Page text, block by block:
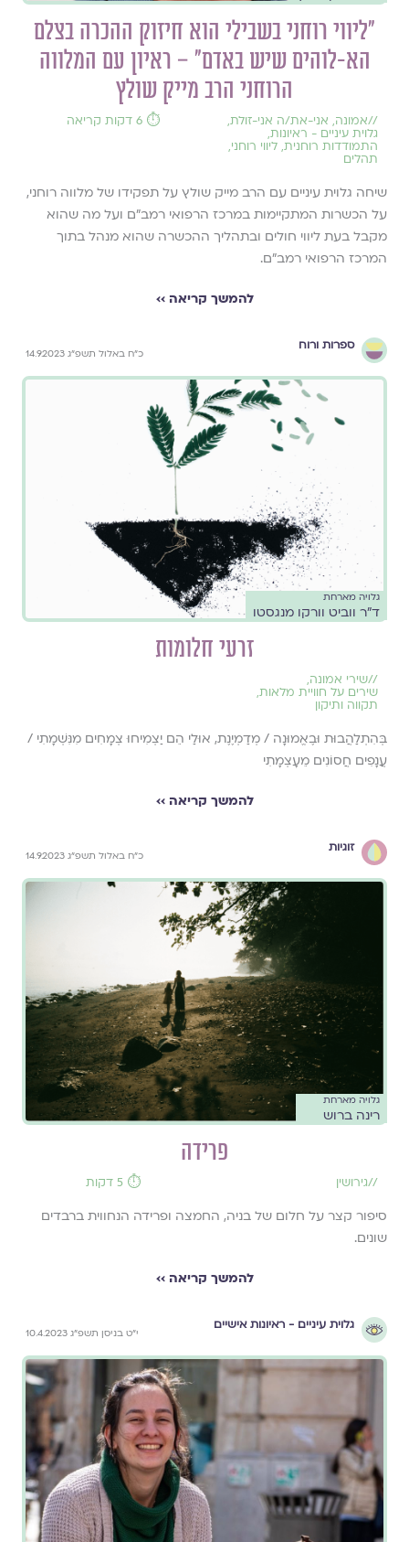
״ליווי רוחני בשבילי הוא חיזוק ההכרה בצלם
הא-לוהים שיש באדם״ – ראיון עם המלווה
הרוחני הרב מייק שולץ
//אמונה, אני-את/ה אני-זולת,
גלוית עיניים - ראיונות,
התמודדות רוחנית, ליווי רוחני,
תהלים
⏱️ 6 דקות קריאה
שיחה גלוית עיניים עם הרב מייק שולץ על תפקידו של מלווה רוחני,
על הכשרות המתקיימות במרכז הרפואי רמב״ם ועל מה שהוא
מקבל בעת ליווי חולים ובתהליך ההכשרה שהוא מנהל בתוך
המרכז הרפואי רמב"ם.
להמשך קריאה ››
ספרות ורוח
כ״ח באלול תשפ״ג 14.9.2023
גלויה מארחת
ד"ר ווביט וורקו מנגסטו
זרעי חלומות
//שירי אמונה,
שירים על חוויית מלאות,
תקווה ותיקון
בְּהִתְלַהֲבוּת וּבֶאֱמוּנָה / מְדַמְיֶנֶת, אוּלַי הֵם יַצְמִיחוּ צְמָחִים מִנִּשְׁמָתִי /
עֲנָפִים חֲסוֹנִים מֵעָצְמָתִי
להמשך קריאה ››
זוגיות
כ״ח באלול תשפ״ג 14.9.2023
גלויה מארחת
רינה ברוש
פרידה
//גירושין ⏱️ 5 דקות
סיפור קצר על חלום של בניה, החמצה ופרידה הנחווית ברבדים
שונים.
להמשך קריאה ››
גלוית עיניים - ראיונות אישיים
י״ט בניסן תשפ״ג 10.4.2023